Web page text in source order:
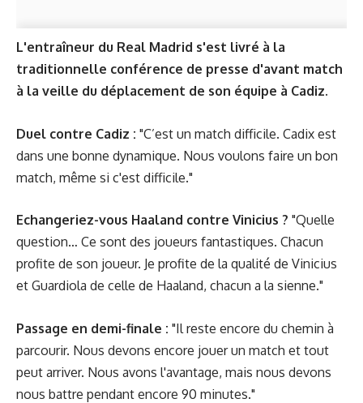
L'entraîneur du Real Madrid s'est livré à la
traditionnelle conférence de presse d'avant match
à la veille du déplacement de son équipe à Cadiz.
Duel contre Cadiz : "C’est un match difficile. Cadix est
dans une bonne dynamique. Nous voulons faire un bon
match, même si c'est difficile."
Echangeriez-vous Haaland contre Vinicius ? "Quelle
question… Ce sont des joueurs fantastiques. Chacun
profite de son joueur. Je profite de la qualité de Vinicius
et Guardiola de celle de Haaland, chacun a la sienne."
Passage en demi-finale : "Il reste encore du chemin à
parcourir. Nous devons encore jouer un match et tout
peut arriver. Nous avons l'avantage, mais nous devons
nous battre pendant encore 90 minutes."